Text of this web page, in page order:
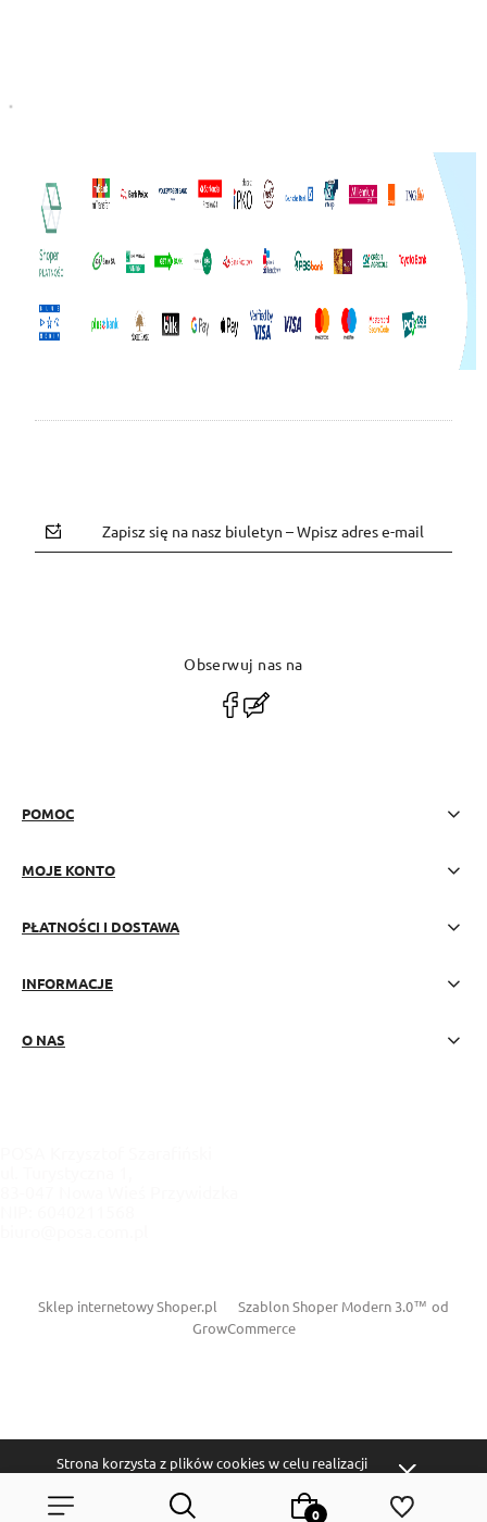
Strona korzysta z plików cookies w celu realizacji
określić warunki przechowywania lub dostępu do
plików cookies w Twojej przeglądarce.
Zapisz się na nasz biuletyn – Wpisz adres e-mail
Obserwuj nas na
POMOC
MOJE KONTO
PŁATNOŚCI I DOSTAWA
INFORMACJE
O NAS
Sklep internetowy Shoper.pl Szablon Shoper Modern 3.0™ od
GrowCommerce